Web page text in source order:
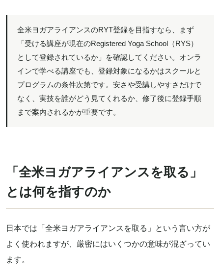
全米ヨガアライアンスのRYT登録を目指すなら、まず
「受ける講座が現在のRegistered Yoga School（RYS）
として登録されているか」を確認してください。オンラ
インで学べる講座でも、登録対象になるかはスクールと
プログラムの条件次第です。安さや受講しやすさだけで
なく、実技を誰がどう見てくれるか、修了後に登録手順
まで案内されるかが重要です。
「全米ヨガアライアンスを取る」
とは何を指すのか
日本では「全米ヨガアライアンスを取る」という言い方が
よく使われますが、厳密にはいくつかの意味が混ざってい
ます。